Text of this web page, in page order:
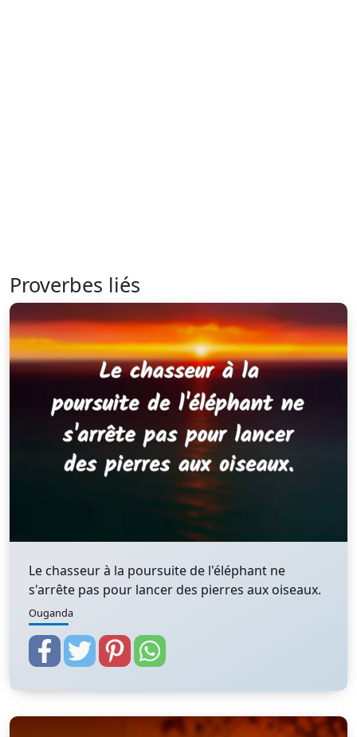
Proverbes liés
Le chasseur à la poursuite de l'éléphant ne
s'arrête pas pour lancer des pierres aux oiseaux.
Ouganda